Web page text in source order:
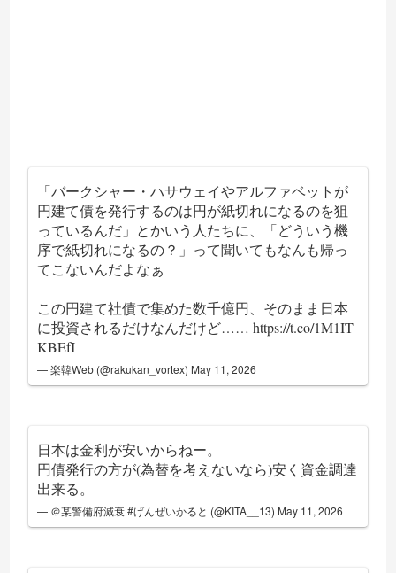
「バークシャー・ハサウェイやアルファベットが
円建て債を発行するのは円が紙切れになるのを狙
っているんだ」とかいう人たちに、「どういう機
序で紙切れになるの？」って聞いてもなんも帰っ
てこないんだよなぁ
この円建て社債で集めた数千億円、そのまま日本
に投資されるだけなんだけど……https://t.co/1M1IT
KBEfI
— 楽韓Web (@rakukan_vortex) May 11, 2026
日本は金利が安いからねー。
円債発行の方が(為替を考えないなら)安く資金調達
出来る。
— ＠某警備府減衰 #げんぜいかると (@KITA__13) May 11, 2026